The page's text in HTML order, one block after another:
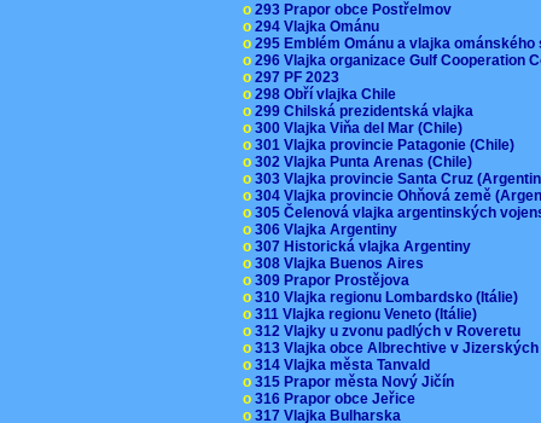
o 293 Prapor obce Postřelmov
o 294 Vlajka Ománu
o 295 Emblém Ománu a vlajka
o 296 Vlajka organizace Gulf Cooperation
o 297 PF 2023
o 298 Obří vlajka Chile
o 299 Chilská prezidentská vlajka
o 300 Vlajka Viňa del Mar (Chile)
o 301 Vlajka provincie Patagonie (Chile)
o 302 Vlajka Punta Arenas (Chile)
o 303 Vlajka provincie Santa Cruz
o 304 Vlajka provincie Ohňová země
o 305 Čelenová vlajka argentinských
o 306 Vlajka Argentiny
o 307 Historická vlajka Argentiny
o 308 Vlajka Buenos Aires
o 309 Prapor Prostějova
o 310 Vlajka regionu Lombardsko (Itálie)
o 311 Vlajka regionu Veneto (Itálie)
o 312 Vlajky u zvonu padlých v Roveretu
o 313 Vlajka obce Albrechtive v
o 314 Vlajka města Tanvald
o 315 Prapor města Nový Jičín
o 316 Prapor obce Jeřice
o 317 Vlajka Bulharska